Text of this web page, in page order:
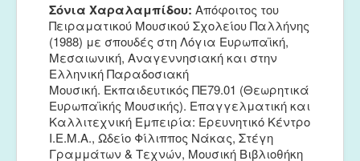
Σόνια Χαραλαμπίδου: Απόφοιτος του
Πειραματικού Μουσικού Σχολείου Παλλήνης
(1988) με σπουδές στη Λόγια Ευρωπαϊκή,
Μεσαιωνική, Αναγεννησιακή και στην
Ελληνική Παραδοσιακή
Μουσική. Εκπαιδευτικός ΠΕ79.01 (Θεωρητικά
Ευρωπαϊκής Μουσικής). Επαγγελματική και
Καλλιτεχνική Εμπειρία: Ερευνητικό Κέντρο
Ι.Ε.Μ.Α., Ωδείο Φίλιππος Νάκας, Στέγη
Γραμμάτων & Τεχνών, Μουσική Βιβλιοθήκη